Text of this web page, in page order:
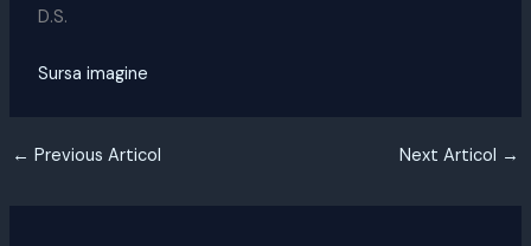
D.S.
Sursa imagine
← Previous Articol Next Articol →